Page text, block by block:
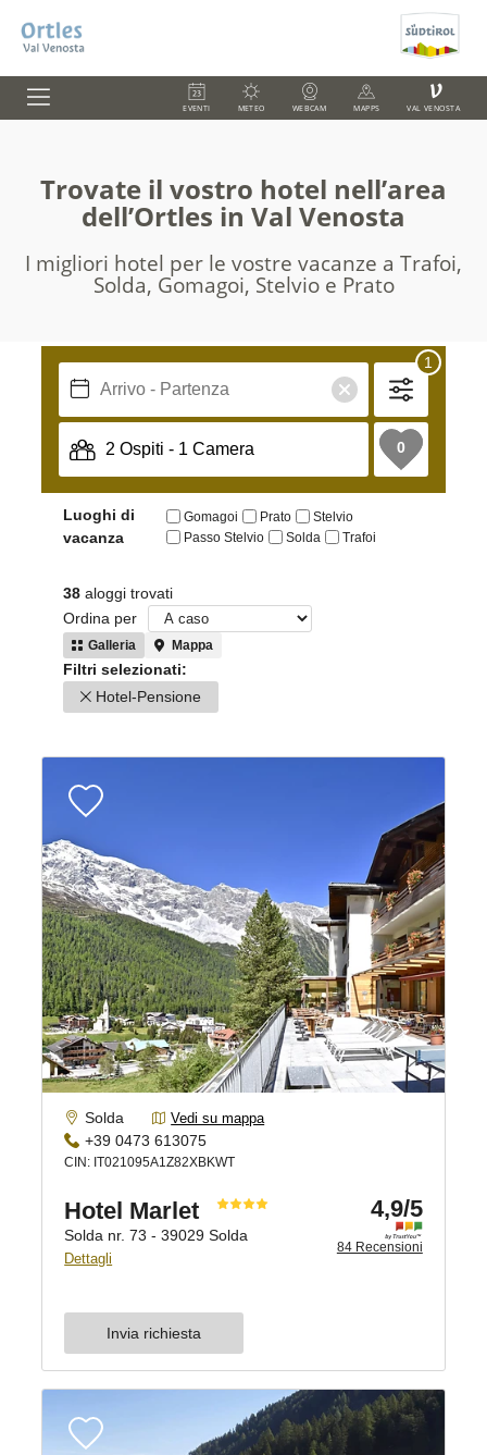
EVENTI METEO WEBCAM MAPPS
V
VAL VENOSTA
Trovate il vostro hotel nell’area
dell’Ortles in Val Venosta
I migliori hotel per le vostre vacanze a Trafoi,
Solda, Gomagoi, Stelvio e Prato